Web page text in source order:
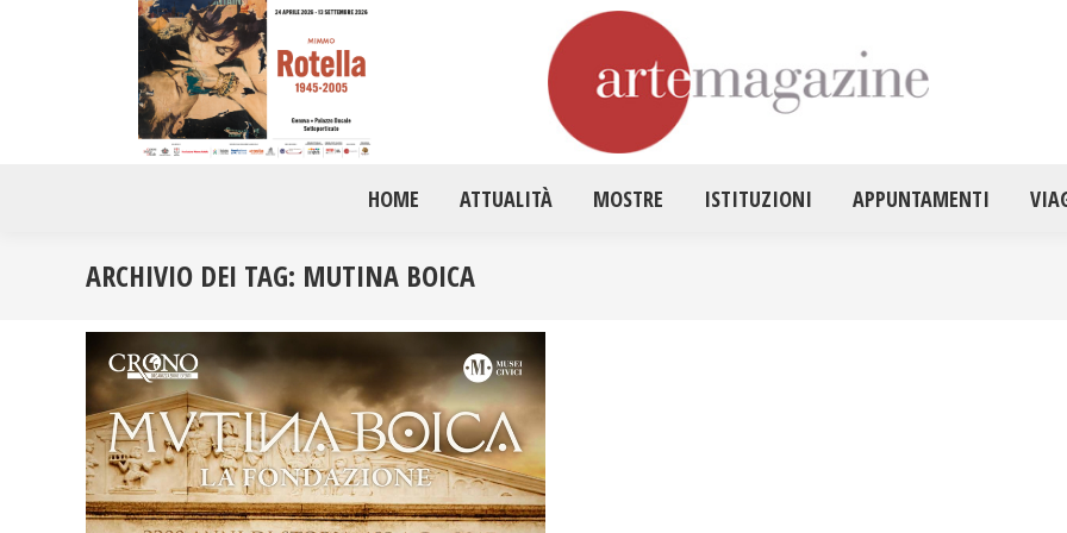
HOME ATTUALITÀ MOSTRE ISTITUZIONI APPUNTAMENTI
ARCHIVIO DEI TAG: MUTINA BOICA
HOME